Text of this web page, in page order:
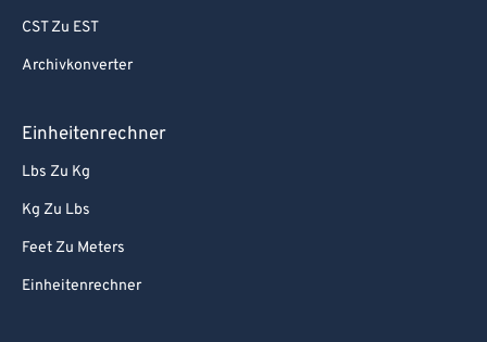
CST Zu EST
Archivkonverter
Einheitenrechner
Lbs Zu Kg
Kg Zu Lbs
Feet Zu Meters
Einheitenrechner